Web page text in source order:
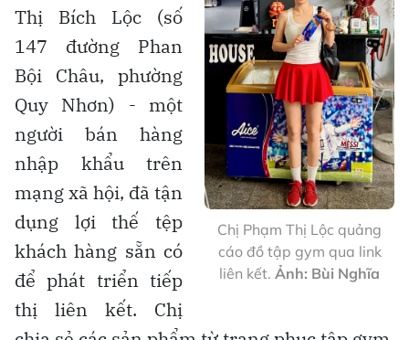
Chị Phạm Thị Lộc quảng
cáo đồ tập gym qua link
liên kết. Ảnh: Bùi Nghĩa
Thị Bích Lộc (số
147 đường Phan
Bội Châu, phường
Quy Nhơn) - một
người bán hàng
nhập khẩu trên
mạng xã hội, đã tận
dụng lợi thế tệp
khách hàng sẵn có
để phát triển tiếp
thị liên kết. Chị